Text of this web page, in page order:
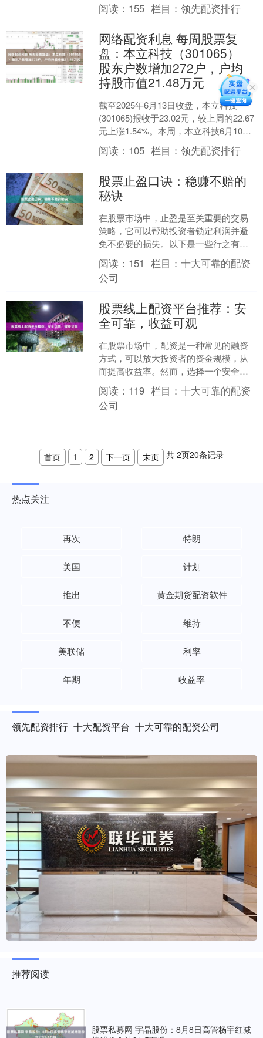
阅读： 155 栏目：领先配资排行
网络配资利息 每周股票复
盘：本立科技（301065）
股东户数增加272户，户均
持股市值21.48万元
截至2025年6月13日收盘，本立科技
(301065)报收于23.02元，较上周的22.67
元上涨1.54%。本周，本立科技6月10日
盘中最高价报24.16元。....
阅读： 105 栏目：领先配资排行
股票止盈口诀：稳赚不赔的
秘诀
在股票市场中，止盈是至关重要的交易
策略，它可以帮助投资者锁定利润并避
免不必要的损失。以下是一些行之有效
的股票止盈口诀，可以帮助您在交易中
稳赚不赔： **1. 设....
阅读： 151 栏目：十大可靠的配资
公司
股票线上配资平台推荐：安
全可靠，收益可观
在股票市场中，配资是一种常见的融资
方式，可以放大投资者的资金规模，从
而提高收益率。然而，选择一个安全可
靠的股票线上配资平台至关重要。 **安
全可靠的配资平台应具....
阅读： 119 栏目：十大可靠的配资
公司
首页 1 2 下一页 末页 共 2页20条记录
热点关注
再次 特朗
美国 计划
推出 黄金期货配资软件
不便 维持
美联储 利率
年期 收益率
领先配资排行_十大配资平台_十大可靠的配资公司
推荐阅读
股票私募网 宇晶股份：8月8日高管杨宇红减